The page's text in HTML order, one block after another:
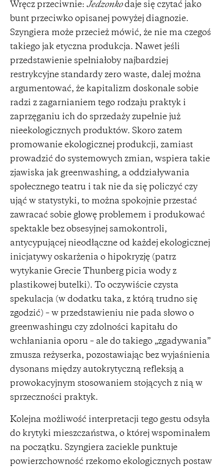
Wręcz przeciwnie: Jedzonkodaje się czytać jako
bunt przeciwko opisanej powyżej diagnozie.
Szyngiera może przecież mówić, że nie ma czegoś
takiego jak etyczna produkcja. Nawet jeśli
przedstawienie spełniałoby najbardziej
restrykcyjne standardy zero waste, dalej można
argumentować, że kapitalizm doskonale sobie
radzi z zagarnianiem tego rodzaju praktyk i
zaprzęganiu ich do sprzedaży zupełnie już
nieekologicznych produktów. Skoro zatem
promowanie ekologicznej produkcji, zamiast
prowadzić do systemowych zmian, wspiera takie
zjawiska jak greenwashing, a oddziaływania
społecznego teatru i tak nie da się policzyć czy
ująć w statystyki, to można spokojnie przestać
zawracać sobie głowę problemem i produkować
spektakle bez obsesyjnej samokontroli,
antycypującej nieodłączne od każdej ekologicznej
inicjatywy oskarżenia o hipokryzję (patrz
wytykanie Grecie Thunberg picia wody z
plastikowej butelki). To oczywiście czysta
spekulacja (w dodatku taka, z którą trudno się
zgodzić) – w przedstawieniu nie pada słowo o
greenwashingu czy zdolności kapitału do
wchłaniania oporu – ale do takiego „zgadywania”
zmusza reżyserka, pozostawiając bez wyjaśnienia
dysonans między autokrytyczną refleksją a
prowokacyjnym stosowaniem stojących z nią w
sprzeczności praktyk.
Kolejna możliwość interpretacji tego gestu odsyła
do krytyki mieszczaństwa, o której wspominałem
na początku. Szyngiera zaciekle punktuje
powierzchowność rzekomo ekologicznych postaw